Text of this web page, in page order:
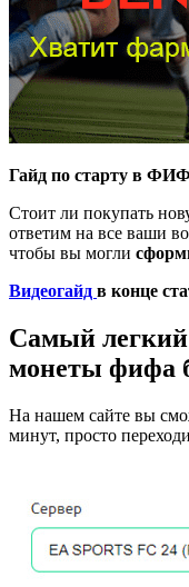
Гайд по старту в
Стоит ли покупать
ответим на все ваши
чтобы вы могли
Видеогайд в конце
Самый легкий
монеты фифа
На нашем сайте вы
минут, просто